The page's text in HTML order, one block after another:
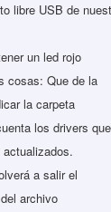
libre USB de
un led rojo
cosas: Que de la
la carpeta
los drivers
a salir el
archivo